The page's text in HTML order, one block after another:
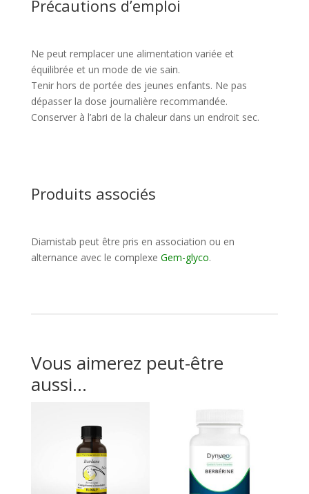
Précautions d’emploi
Ne peut remplacer une alimentation variée et
équilibrée et un mode de vie sain.
Tenir hors de portée des jeunes enfants. Ne pas
dépasser la dose journalière recommandée.
Conserver à l’abri de la chaleur dans un endroit sec.
Produits associés
Diamistab peut être pris en association ou en
alternance avec le complexe Gem-glyco.
Vous aimerez peut-être
aussi…